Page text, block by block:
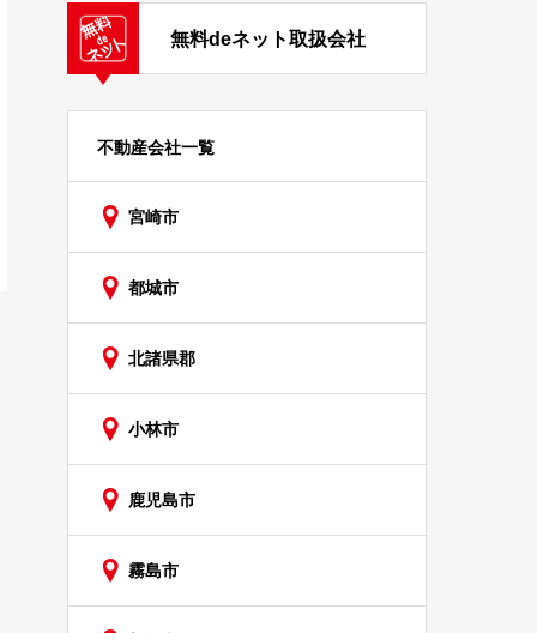
無料deネット取扱会社
不動産会社一覧
宮崎市
都城市
北諸県郡
小林市
鹿児島市
霧島市